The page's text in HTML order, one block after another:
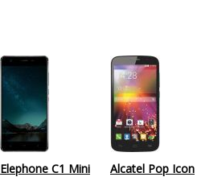
Elephone C1 Mini
Alcatel Pop Icon